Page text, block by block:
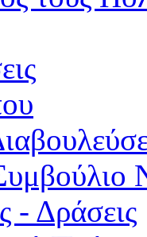
- Δράσεις